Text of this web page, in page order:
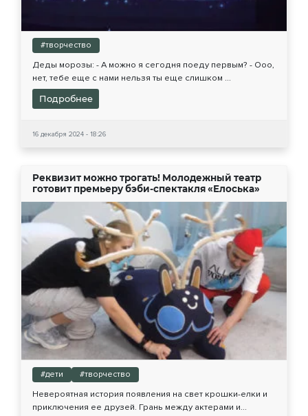
#творчество
Деды морозы: - А можно я сегодня поеду первым? - Ооо,
нет, тебе еще с нами нельзя ты еще слишком ...
Подробнее
16 декабря 2024 - 18:26
Реквизит можно трогать! Молодежный театр
готовит премьеру бэби-спектакля «Елоська»
#дети #творчество
Невероятная история появления на свет крошки-елки и
приключения ее друзей. Грань между актерами и...